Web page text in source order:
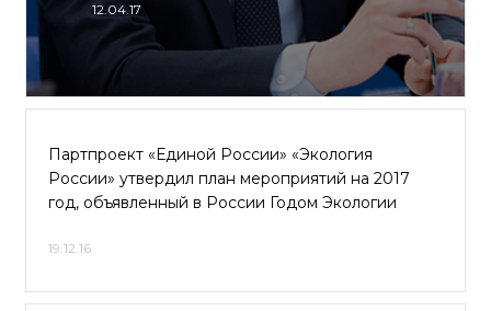
12.04.17
Партпроект «Единой России» «Экология
России» утвердил план мероприятий на 2017
год, объявленный в России Годом Экологии
19.12.16